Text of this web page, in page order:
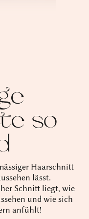
so
Haarschnitt
lässt.
Schnitt liegt, wie
und wie sich
anfühlt!